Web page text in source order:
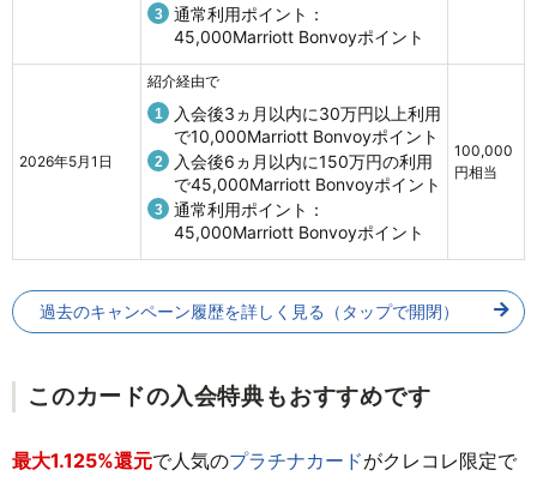
通常利用ポイント：
45,000Marriott Bonvoyポイント
2026年5月1日
紹介経由で
入会後3ヵ月以内に30万円以上利用
で10,000Marriott Bonvoyポイント
入会後6ヵ月以内に150万円の利用
で45,000Marriott Bonvoyポイント
通常利用ポイント：
45,000Marriott Bonvoyポイント
100,000
円相当
過去のキャンペーン履歴を詳しく見る（タップで開閉）
このカードの入会特典もおすすめです
最大1.125%還元で人気のプラチナカードがクレコレ限定で